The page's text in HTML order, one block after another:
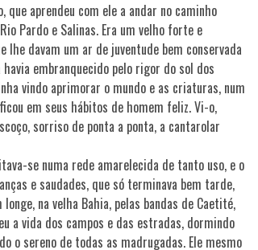
aprendeu com ele a andar no caminho
Pardo e Salinas. Era um velho forte e
davam um ar de juventude bem conservada
havia embranquecido pelo rigor do sol dos
vindo aprimorar o mundo e as criaturas, num
em seus hábitos de homem feliz. Vi-o,
sorriso de ponta a ponta, a cantarolar
se numa rede amarelecida de tanto uso, e o
e saudades, que só terminava bem tarde,
na velha Bahia, pelas bandas de Caetité,
a vida dos campos e das estradas, dormindo
o sereno de todas as madrugadas. Ele mesmo